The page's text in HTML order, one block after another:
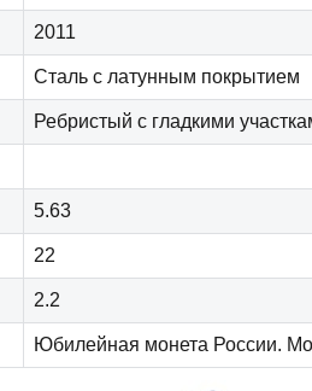
2011
Сталь с латунным покрытием
Ребристый с гладкими
5.63
22
2.2
Юбилейная монета России.